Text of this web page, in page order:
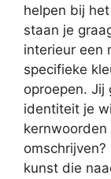
helpen bij
staan je
interieur een
specifieke
oproepen. Jij
identiteit je
kunst die